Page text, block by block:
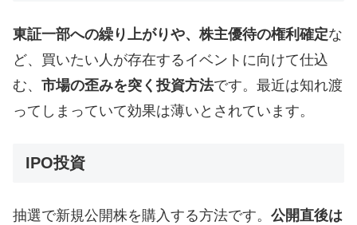
東証一部への繰り上がりや、株主優待の権利確定な
ど、買いたい人が存在するイベントに向けて仕込
む、 市場の歪みを突く投資方法です。最近は知れ渡
ってしまっていて効果は薄いとされています。
IPO投資
抽選で新規公開株を購入する方法です。 公開直後は